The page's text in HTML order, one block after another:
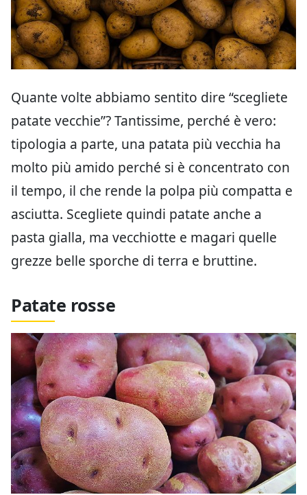
Quante volte abbiamo sentito dire “scegliete
patate vecchie”? Tantissime, perché è vero:
tipologia a parte, una patata più vecchia ha
molto più amido perché si è concentrato con
il tempo, il che rende la polpa più compatta e
asciutta. Scegliete quindi patate anche a
pasta gialla, ma vecchiotte e magari quelle
grezze belle sporche di terra e bruttine.
Patate rosse